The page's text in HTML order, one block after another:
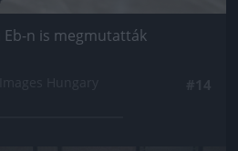
n is megmutatták